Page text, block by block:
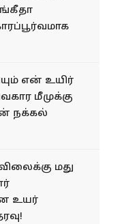
முதலமைச்சர்
"விவாகரத்து
உதயநிதி
மது